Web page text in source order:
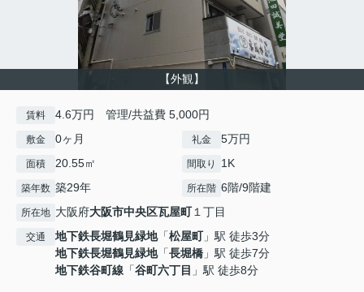
【外観】
賃料 4.6万円 管理/共益費 5,000円
敷金 0ヶ月 礼金 5万円
面積 20.55㎡ 間取り 1K
築年数 築29年 所在階 6階/9階建
所在地 大阪府大阪市中央区瓦屋町１丁目
交通 地下鉄長堀鶴見緑地「松屋町」駅 徒歩3分
地下鉄長堀鶴見緑地「長堀橋 」駅 徒歩7分
地下鉄谷町線 「谷町六丁目 」駅 徒歩8分